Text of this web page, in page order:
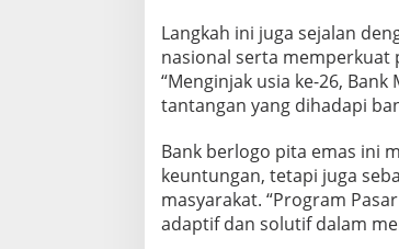
Langkah ini juga sejalan
nasional serta memperkuat
“Menginjak usia ke-26,
tantangan yang dihadapi
Bank berlogo pita emas ini
keuntungan, tetapi juga
masyarakat. “Program
adaptif dan solutif dalam